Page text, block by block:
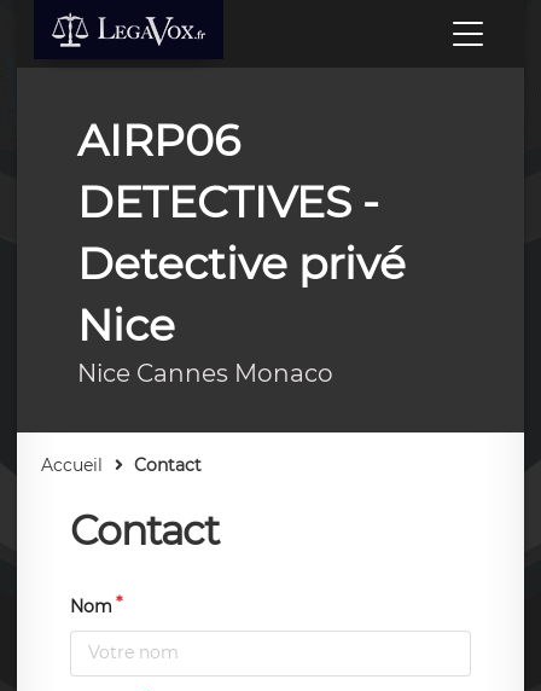
AIRP06
DETECTIVES -
Detective privé
Nice
Nice Cannes Monaco
Accueil Contact
Contact
Nom